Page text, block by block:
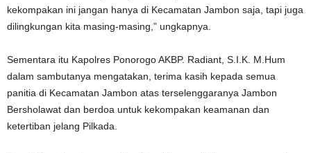
kekompakan ini jangan hanya di Kecamatan Jambon saja, tapi juga
dilingkungan kita masing-masing,” ungkapnya.
Sementara itu Kapolres Ponorogo AKBP. Radiant, S.I.K. M.Hum
dalam sambutanya mengatakan, terima kasih kepada semua
panitia di Kecamatan Jambon atas terselenggaranya Jambon
Bersholawat dan berdoa untuk kekompakan keamanan dan
ketertiban jelang Pilkada.